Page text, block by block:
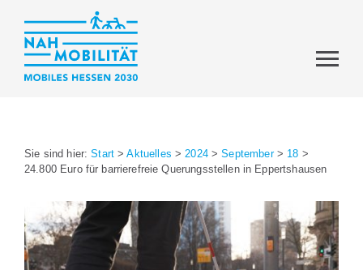
Sie sind hier:Start >Aktuelles >2024>September> 18 >
24.800 Euro für barrierefreie Querungsstellen in Eppertshausen